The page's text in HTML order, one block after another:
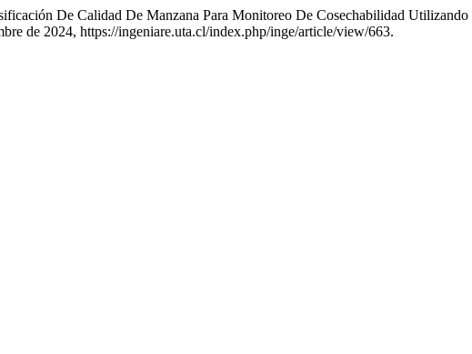
De Calidad De Manzana Para Monitoreo De Cosechabilidad
de 2024, https://ingeniare.uta.cl/index.php/inge/article/view/663.